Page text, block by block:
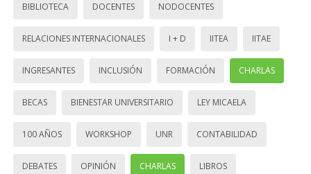
BIBLIOTECA DOCENTES NODOCENTES
RELACIONES INTERNACIONALES I + D IITEA IITAE
INGRESANTES INCLUSIÓN FORMACIÓN CHARLAS
BECAS BIENESTAR UNIVERSITARIO LEY MICAELA
100 AÑOS WORKSHOP UNR CONTABILIDAD
DEBATES OPINIÓN CHARLAS LIBROS